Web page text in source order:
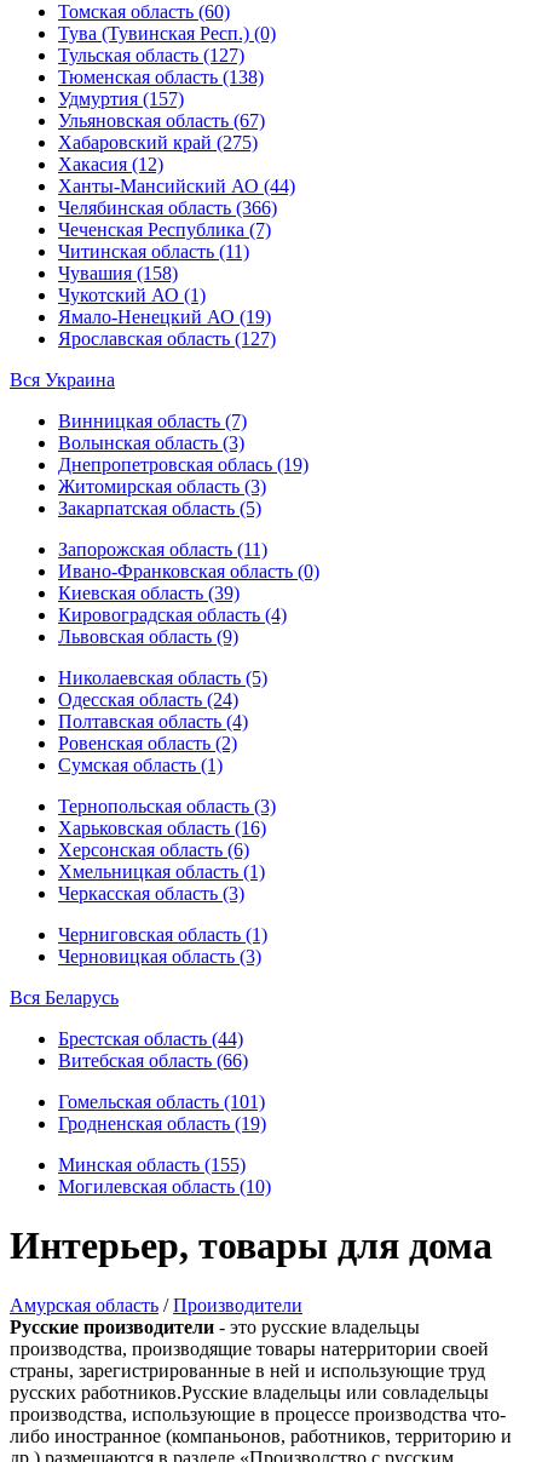
Томская область (60)
Тува (Тувинская Респ.) (0)
Тульская область (127)
Тюменская область (138)
Удмуртия (157)
Ульяновская область (67)
Хабаровский край (275)
Хакасия (12)
Ханты-Мансийский АО (44)
Челябинская область (366)
Чеченская Республика (7)
Читинская область (11)
Чувашия (158)
Чукотский АО (1)
Ямало-Ненецкий АО (19)
Ярославская область (127)
Вся Украина
Винницкая область (7)
Волынская область (3)
Днепропетровская облась (19)
Житомирская область (3)
Закарпатская область (5)
Запорожская область (11)
Ивано-Франковская область (0)
Киевская область (39)
Кировоградская область (4)
Львовская область (9)
Николаевская область (5)
Одесская область (24)
Полтавская область (4)
Ровенская область (2)
Сумская область (1)
Тернопольская область (3)
Харьковская область (16)
Херсонская область (6)
Хмельницкая область (1)
Черкасская область (3)
Черниговская область (1)
Черновицкая область (3)
Вся Беларусь
Брестская область (44)
Витебская область (66)
Гомельская область (101)
Гродненская область (19)
Минская область (155)
Могилевская область (10)
Интерьер, товары для дома
Амурская область /Производители
Русские производители - это русские владельцы
производства, производящие товары натерритории своей
страны, зарегистрированные в ней и использующие труд
русских работников.Русские владельцы или совладельцы
производства, использующие в процессе производства что-
либо иностранное (компаньонов, работников, территорию и
др.) размещаются в разделе «Производство с русским